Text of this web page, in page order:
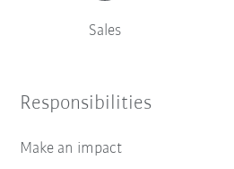
Sales
Responsibilities
Make an impact